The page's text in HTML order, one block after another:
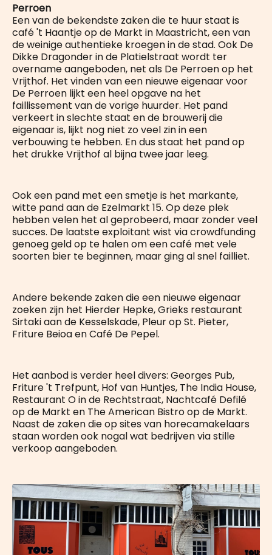
Perroen
Een van de bekendste zaken die te huur staat is
café 't Haantje op de Markt in Maastricht, een van
de weinige authentieke kroegen in de stad. Ook De
Dikke Dragonder in de Platielstraat wordt ter
overname aangeboden, net als De Perroen op het
Vrijthof. Het vinden van een nieuwe eigenaar voor
De Perroen lijkt een heel opgave na het
faillissement van de vorige huurder. Het pand
verkeert in slechte staat en de brouwerij die
eigenaar is, lijkt nog niet zo veel zin in een
verbouwing te hebben. En dus staat het pand op
het drukke Vrijthof al bijna twee jaar leeg.
Ook een pand met een smetje is het markante,
witte pand aan de Ezelmarkt 15. Op deze plek
hebben velen het al geprobeerd, maar zonder veel
succes. De laatste exploitant wist via crowdfunding
genoeg geld op te halen om een café met vele
soorten bier te beginnen, maar ging al snel failliet.
Andere bekende zaken die een nieuwe eigenaar
zoeken zijn het Hierder Hepke, Grieks restaurant
Sirtaki aan de Kesselskade, Pleur op St. Pieter,
Friture Beioa en Café De Pepel.
Het aanbod is verder heel divers: Georges Pub,
Friture 't Trefpunt, Hof van Huntjes, The India House,
Restaurant O in de Rechtstraat, Nachtcafé Defilé
op de Markt en The American Bistro op de Markt.
Naast de zaken die op sites van horecamakelaars
staan worden ook nogal wat bedrijven via stille
verkoop aangeboden.